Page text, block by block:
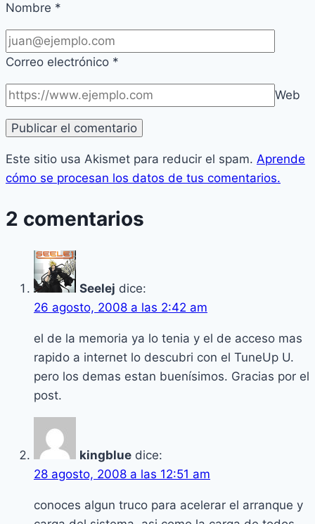
Nombre *
Correo electrónico *
Web
Este sitio usa Akismet para reducir el spam. Aprende
cómo se procesan los datos de tus comentarios.
2 comentarios
Seelej dice:
26 agosto, 2008 a las 2:42 am
el de la memoria ya lo tenia y el de acceso mas
rapido a internet lo descubri con el TuneUp U.
pero los demas estan buení­simos. Gracias por el
post.
kingblue dice:
28 agosto, 2008 a las 12:51 am
conoces algun truco para acelerar el arranque y